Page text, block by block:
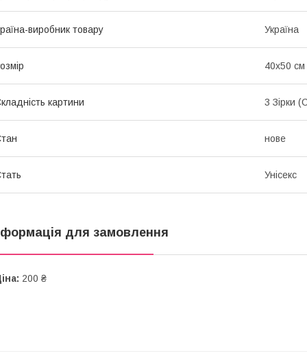
виробник товару Україна
40х50 см
картини 3 Зірки
нове
Унісекс
для замовлення
200 ₴